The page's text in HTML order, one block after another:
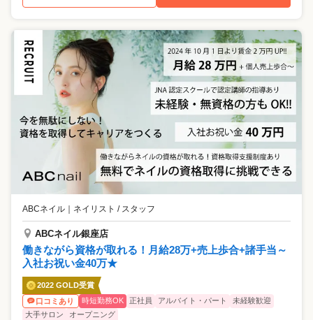
ABCネイル ｜ ネイリスト / スタッフ
ABCネイル銀座店
働きながら資格が取れる！月給28万+売上歩合+諸手当～
入社お祝い金40万★
2022 GOLD受賞
口コミあり
時短勤務OK 正社員 アルバイト・パート
未経験歓迎
大手サロン
オープニング